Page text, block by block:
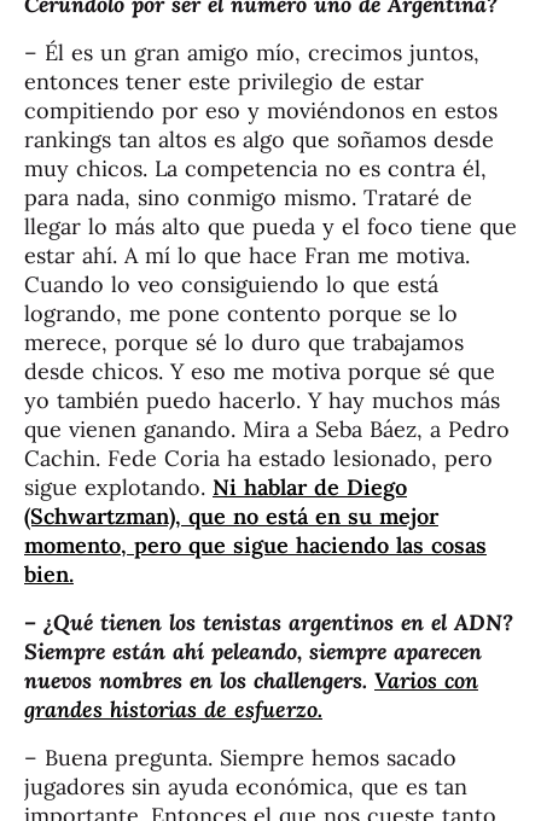
– Él es un gran amigo mío, crecimos juntos,
entonces tener este privilegio de estar
compitiendo por eso y moviéndonos en estos
rankings tan altos es algo que soñamos desde
muy chicos. La competencia no es contra él,
para nada, sino conmigo mismo. Trataré de
llegar lo más alto que pueda y el foco tiene que
estar ahí. A mí lo que hace Fran me motiva.
Cuando lo veo consiguiendo lo que está
logrando, me pone contento porque se lo
merece, porque sé lo duro que trabajamos
desde chicos. Y eso me motiva porque sé que
yo también puedo hacerlo. Y hay muchos más
que vienen ganando. Mira a Seba Báez, a Pedro
Cachin. Fede Coria ha estado lesionado, pero
sigue explotando. Ni hablar de Diego
(Schwartzman), que no está en su mejor
momento, pero que sigue haciendo las cosas
bien.
– ¿Qué tienen los tenistas argentinos en el ADN?
Siempre están ahí peleando, siempre aparecen
nuevos nombres en los challengers. Varios con
grandes historias de esfuerzo.
– Buena pregunta. Siempre hemos sacado
jugadores sin ayuda económica, que es tan